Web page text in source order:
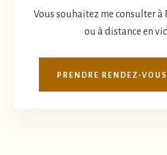
Vous souhaitez me consulter à
ou à distance en
PRENDRE RENDEZ-